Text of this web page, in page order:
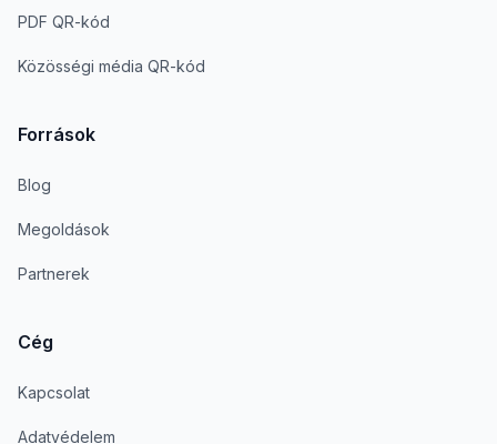
PDF QR-kód
Közösségi média QR-kód
Források
Blog
Megoldások
Partnerek
Cég
Kapcsolat
Adatvédelem